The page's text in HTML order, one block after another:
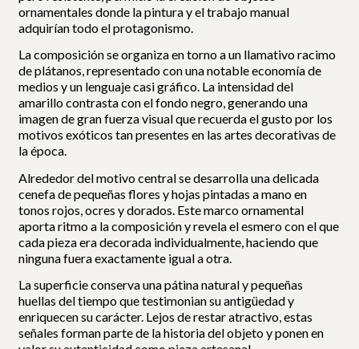
ornamentales donde la pintura y el trabajo manual
adquirían todo el protagonismo.
La composición se organiza en torno a un llamativo racimo
de plátanos, representado con una notable economía de
medios y un lenguaje casi gráfico. La intensidad del
amarillo contrasta con el fondo negro, generando una
imagen de gran fuerza visual que recuerda el gusto por los
motivos exóticos tan presentes en las artes decorativas de
la época.
Alrededor del motivo central se desarrolla una delicada
cenefa de pequeñas flores y hojas pintadas a mano en
tonos rojos, ocres y dorados. Este marco ornamental
aporta ritmo a la composición y revela el esmero con el que
cada pieza era decorada individualmente, haciendo que
ninguna fuera exactamente igual a otra.
La superficie conserva una pátina natural y pequeñas
huellas del tiempo que testimonian su antigüedad y
enriquecen su carácter. Lejos de restar atractivo, estas
señales forman parte de la historia del objeto y ponen en